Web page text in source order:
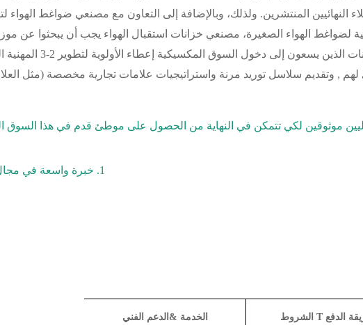
لضواغط الهواء الصغيرة، مصنعي خزانات استقبال الهواء يجب أن يبحثوا عن
الذين يسعون إلى دخول السوق المكسيكية إعطاء الأولوية لتطوير 2-3 المهنية
لهم , وتقديم سلاسل توريد مرنة واستراتيجيات علامات تجارية مخصصة (مثل
1. خبرة واسعة في مجال الأتمتة الصناعية، خاصة في
الدفع T الشروط الخدمة & الدعم الفني